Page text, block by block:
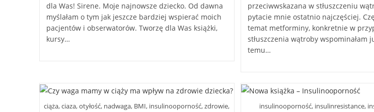
dla Was! Sirene. Moje najnowsze dziecko. Od dawna
myślałam o tym jak jeszcze bardziej wspierać moich
pacjentów i obserwatorów. Tworzę dla Was książki,
kursy…
przeciwwskazana w stłuszczeniu
pytacie mnie ostatnio najczęściej.
temat metforminy, konkretnie w
stłuszczenia wątroby wspominałam
temu…
ciąża, ciaza, otyłość, nadwaga, BMI, insulinooporność, zdrowie,
insulinooporność, insulinresistance,